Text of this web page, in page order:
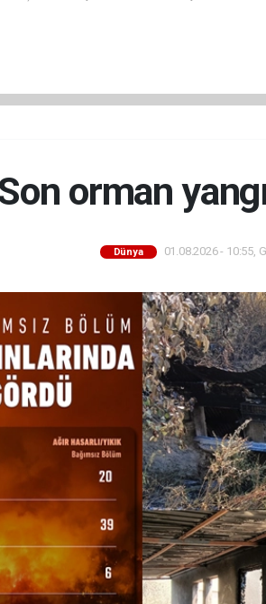
orman
Dünya 01.08.2026 - 10:55,